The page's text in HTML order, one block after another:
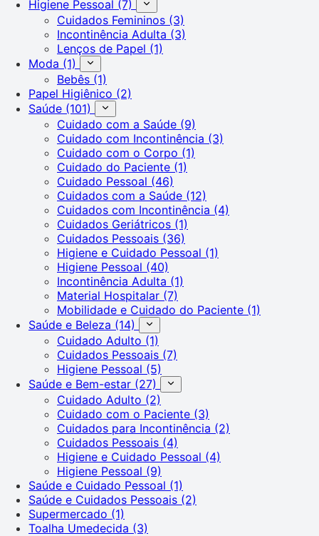
Higiene Pessoal (7)
Cuidados Femininos (3)
Incontinência Adulta (3)
Lenços de Papel (1)
Moda (1)
Bebês (1)
Papel Higiênico (2)
Saúde (101)
Cuidado com a Saúde (9)
Cuidado com Incontinência (3)
Cuidado com o Corpo (1)
Cuidado do Paciente (1)
Cuidado Pessoal (46)
Cuidados com a Saúde (12)
Cuidados com Incontinência (4)
Cuidados Geriátricos (1)
Cuidados Pessoais (36)
Higiene e Cuidado Pessoal (1)
Higiene Pessoal (40)
Incontinência Adulta (1)
Material Hospitalar (7)
Mobilidade e Cuidado do Paciente (1)
Saúde e Beleza (14)
Cuidado Adulto (1)
Cuidados Pessoais (7)
Higiene Pessoal (5)
Saúde e Bem-estar (27)
Cuidado Adulto (2)
Cuidado com o Paciente (3)
Cuidados para Incontinência (2)
Cuidados Pessoais (4)
Higiene e Cuidado Pessoal (4)
Higiene Pessoal (9)
Saúde e Cuidado Pessoal (1)
Saúde e Cuidados Pessoais (2)
Supermercado (1)
Toalha Umedecida (3)